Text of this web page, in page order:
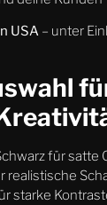
USA – unter
für satte
realistische
starke